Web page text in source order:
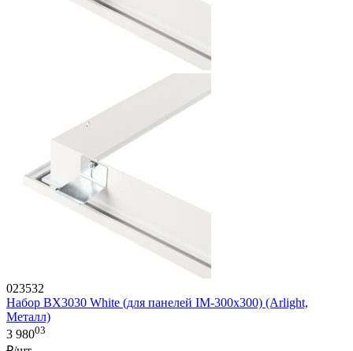
023532
Набор BX3030 White (для панелей IM-300x300) (Arlight,
Металл)
3 98003